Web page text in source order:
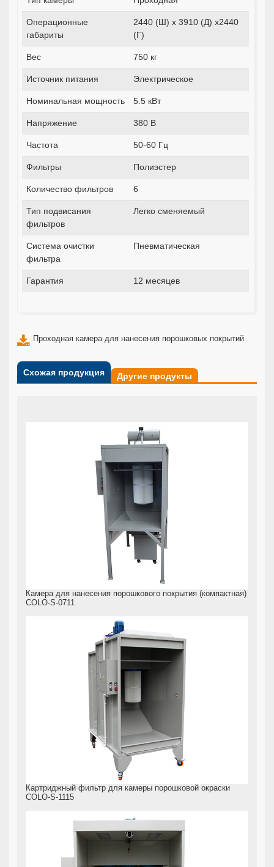
Операционные
габариты
2440 (Ш) x 3910 (Д) x2440
(Г)
Вес 750 кг
Источник питания Электрическое
Номинальная мощность 5.5 кВт
Напряжение 380 В
Частота 50-60 Гц
Фильтры Полиэстер
Количество фильтров 6
Тип подвисания
фильтров
Легко сменяемый
Система очистки
фильтра
Пневматическая
Гарантия 12 месяцев
Проходная камера для нанесения порошковых покрытий
Схожая продукция Другие продукты
Камера для нанесения порошкового покрытия (компактная)
COLO-S-0711
Картриджный фильтр для камеры порошковой окраски
COLO-S-1115